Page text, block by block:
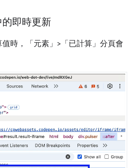
的即時更新
時，「元素」>「已計算」分頁會